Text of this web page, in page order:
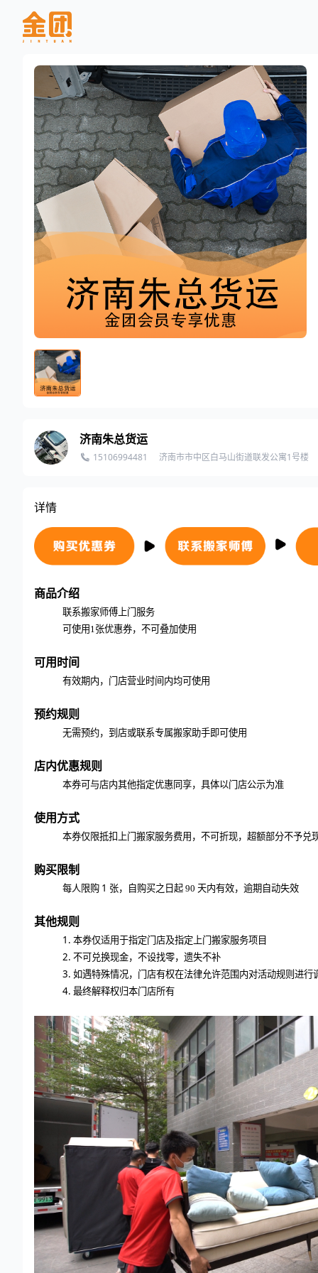
济南朱总货运
15106994481 济南市市中区白马山街道联发公寓1号楼
详情
商品介绍
联系搬家师傅上门服务
可使用 1 张优惠券，不可叠加使用
可用时间
有效期内，门店营业时间内均可使用
预约规则
无需预约，到店或联系专属搬家助手即可使用
店内优惠规则
本券可与店内其他指定优惠同享，具体以门店公示为准
使用方式
本券仅限抵扣上门搬家服务费用，不可折现，超额部分不予兑
购买限制
每人限购 1 张，自购买之日起 90 天内有效，逾期自动失效
其他规则
1. 本券仅适用于指定门店及指定上门搬家服务项目
2. 不可兑换现金，不设找零，遗失不补
3. 如遇特殊情况，门店有权在法律允许范围内对活动规则进行
4. 最终解释权归本门店所有